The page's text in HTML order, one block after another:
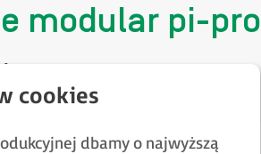
modular pi-pro
1 post
dbamy o najwyższą